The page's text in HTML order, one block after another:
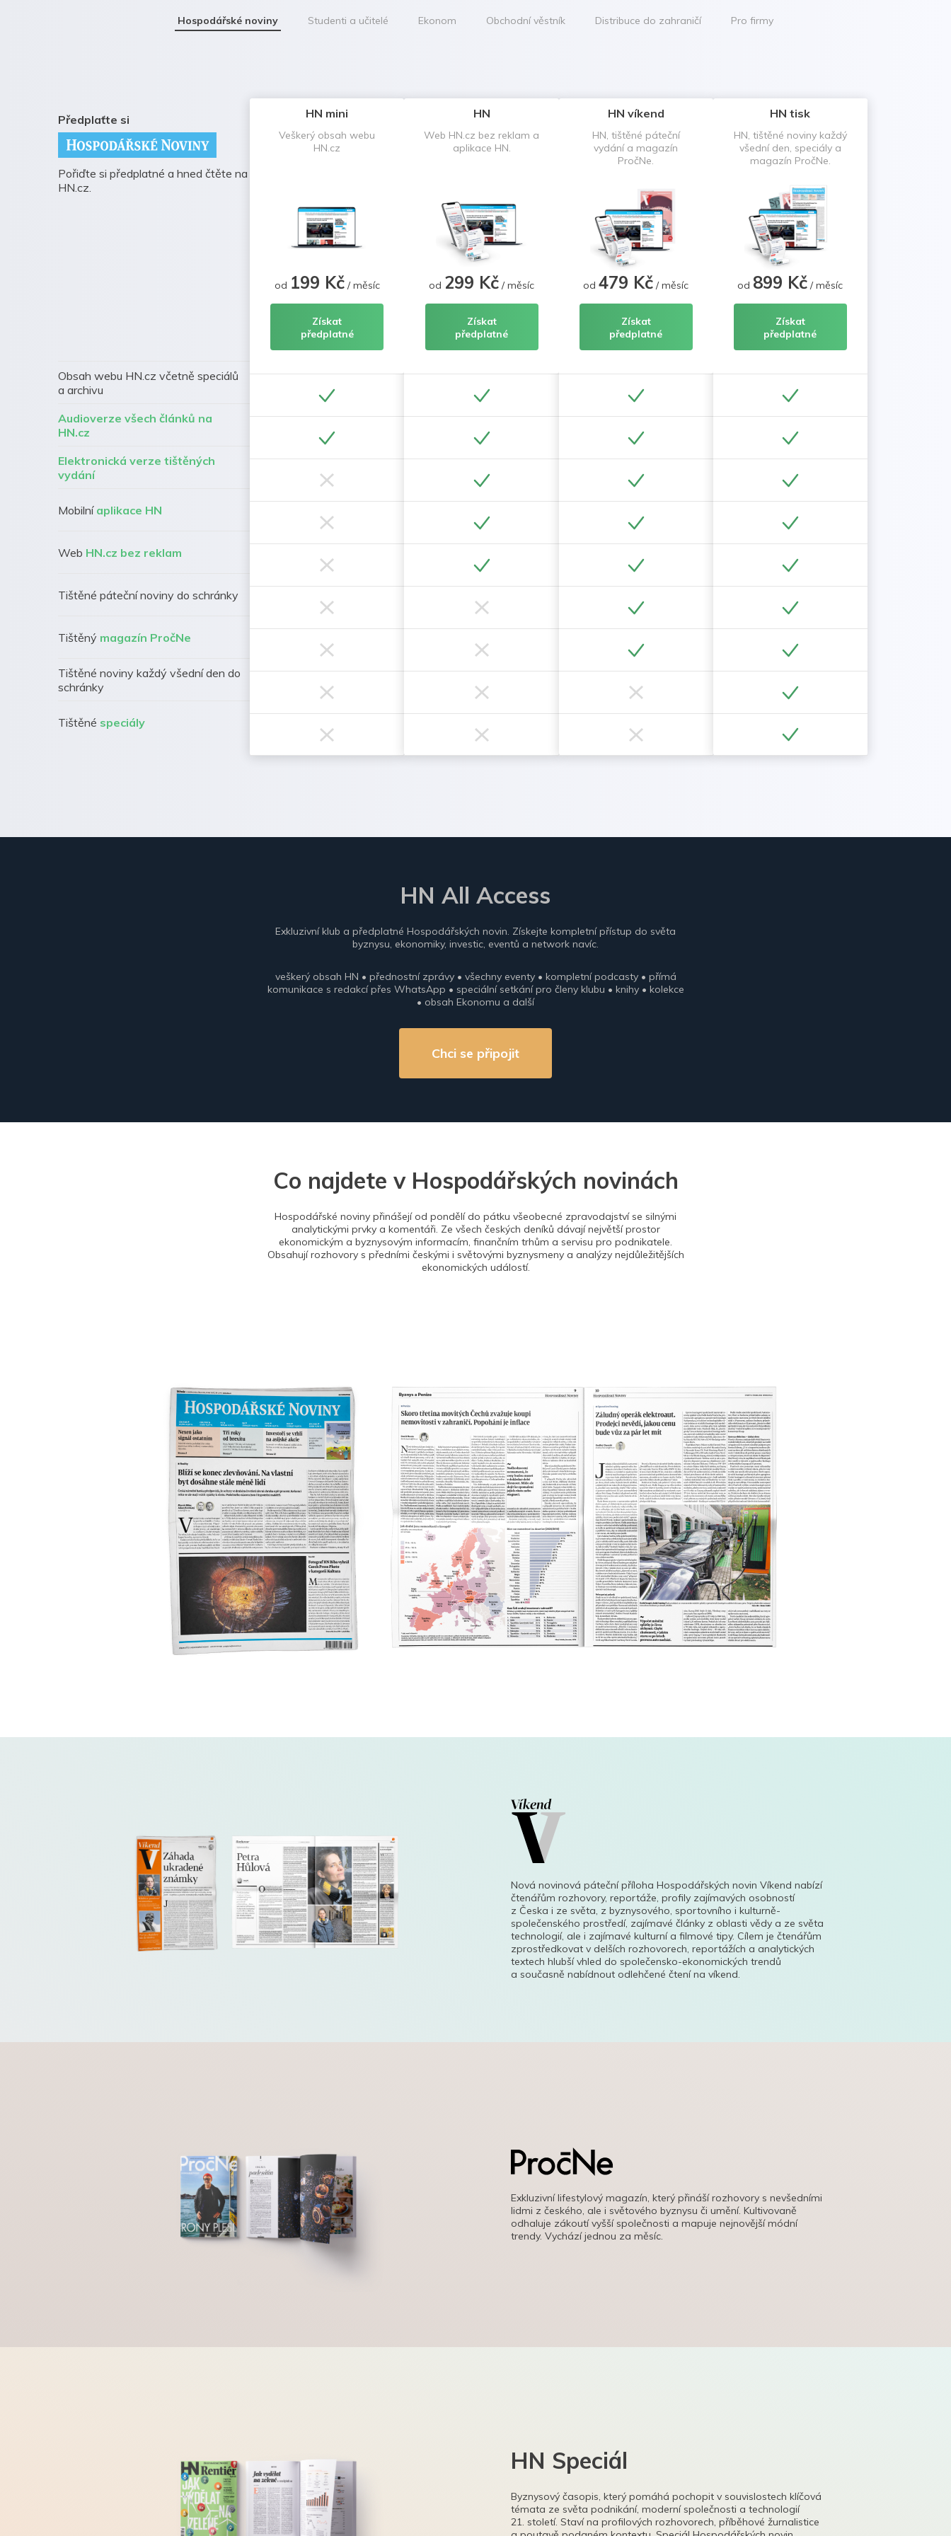
Hospodářské noviny Studenti a učitelé Ekonom Obchodní věstník Distribuce do zahraničí Pro firmy
Předplaťte si
Pořiďte si předplatné a hned čtěte na
HN.cz.
Obsah webu HN.cz včetně speciálů
a archivu
Audioverze všech článků na
HN.cz
Elektronická verze tištěných
vydání
Mobilní aplikace HN
Web HN.cz bez reklam
Tištěné páteční noviny do schránky
Tištěný magazín PročNe
Tištěné noviny každý všední den do
schránky
Tištěné speciály
HN mini
Veškerý obsah webu
HN.cz
od 199 Kč/ měsíc
Získat
předplatné
HN
Web HN.cz bez reklam a
aplikace HN.
od 299 Kč / měsíc
Získat
předplatné
HN víkend
HN, tištěné páteční
vydání a magazín
PročNe.
od479 Kč / měsíc
Získat
předplatné
HN tisk
HN, tištěné noviny každý
všední den, speciály a
magazín PročNe.
od 899 Kč / měsíc
Získat
předplatné
HN All Access
Exkluzivní klub a předplatné Hospodářských novin. Získejte kompletní přístup do světa
byznysu, ekonomiky, investic, eventů a network navíc.
veškerý obsah HN • přednostní zprávy • všechny eventy • kompletní podcasty • přímá
komunikace s redakcí přes WhatsApp • speciální setkání pro členy klubu • knihy • kolekce
• obsah Ekonomu a další
Chci se připojit
Co najdete v Hospodářských novinách
Hospodářské noviny přinášejí od pondělí do pátku všeobecné zpravodajství se silnými
analytickými prvky a komentáři. Ze všech českých deníků dávají největší prostor
ekonomickým a byznysovým informacím, finančním trhům a servisu pro podnikatele.
Obsahují rozhovory s předními českými i světovými byznysmeny a analýzy nejdůležitějších
ekonomických událostí.
Nová novinová páteční příloha Hospodářských novin Víkend nabízí
čtenářům rozhovory, reportáže, profily zajímavých osobností
z Česka i ze světa, z byznysového, sportovního i kulturně-
společenského prostředí, zajímavé články z oblasti vědy a ze světa
technologií, ale i zajímavé kulturní a filmové tipy. Cílem je čtenářům
zprostředkovat v delších rozhovorech, reportážích a analytických
textech hlubší vhled do společensko-ekonomických trendů
a současně nabídnout odlehčené čtení na víkend.
Exkluzivní lifestylový magazín, který přináší rozhovory s nevšedními
lidmi z českého, ale i světového byznysu či umění. Kultivovaně
odhaluje zákoutí vyšší společnosti a mapuje nejnovější módní
trendy. Vychází jednou za měsíc.
HN Speciál
Byznysový časopis, který pomáhá pochopit v souvislostech klíčová
témata ze světa podnikání, moderní společnosti a technologií
21. století. Staví na profilových rozhovorech, příběhové žurnalistice